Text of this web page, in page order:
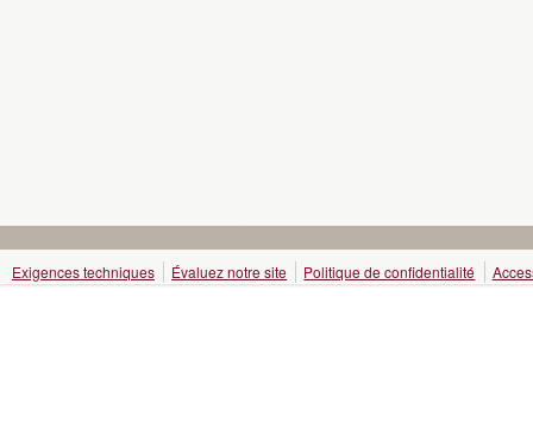
Exigences techniques Évaluez notre site Politique de confidentialité